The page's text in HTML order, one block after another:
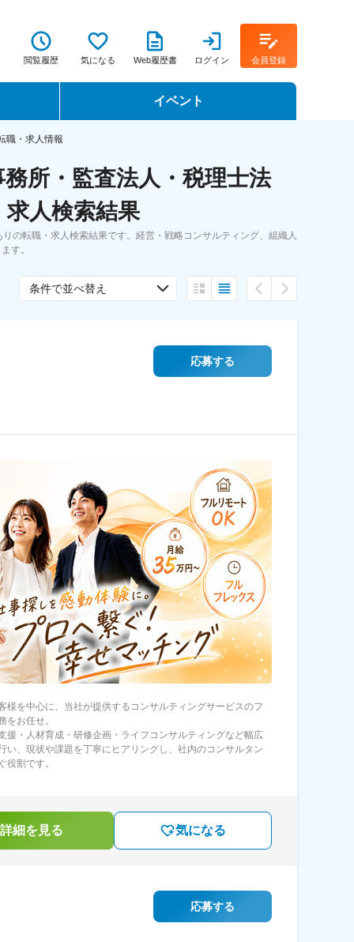
閲覧履歴 気になる Web履歴書 ログイン 会員登録
イベント
転職フェア
転職セミナー動画
職・求人情報
所・監査法人・税理士法
人検索結果
の転職・求人検索結果です。経営・戦略コンサルティング、組織人
す。
条件で並べ替え
応募する
様を中心に、当社が提供するコンサルティングサービスのフ
をお任せ。
援・人材育成・研修企画・ライフコンサルティングなど幅広
い、現状や課題を丁寧にヒアリングし、社内のコンサルタン
役割です。
細を見る 気になる
応募する